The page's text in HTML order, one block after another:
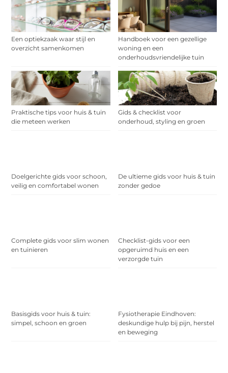
Een optiekzaak waar stijl en
overzicht samenkomen
Handboek voor een gezellige
woning en een
onderhoudsvriendelijke tuin
Praktische tips voor huis & tuin
die meteen werken
Gids & checklist voor
onderhoud, styling en groen
Doelgerichte gids voor schoon,
veilig en comfortabel wonen
De ultieme gids voor huis & tuin
zonder gedoe
Complete gids voor slim wonen
en tuinieren
Checklist-gids voor een
opgeruimd huis en een
verzorgde tuin
Basisgids voor huis & tuin:
simpel, schoon en groen
Fysiotherapie Eindhoven:
deskundige hulp bij pijn, herstel
en beweging